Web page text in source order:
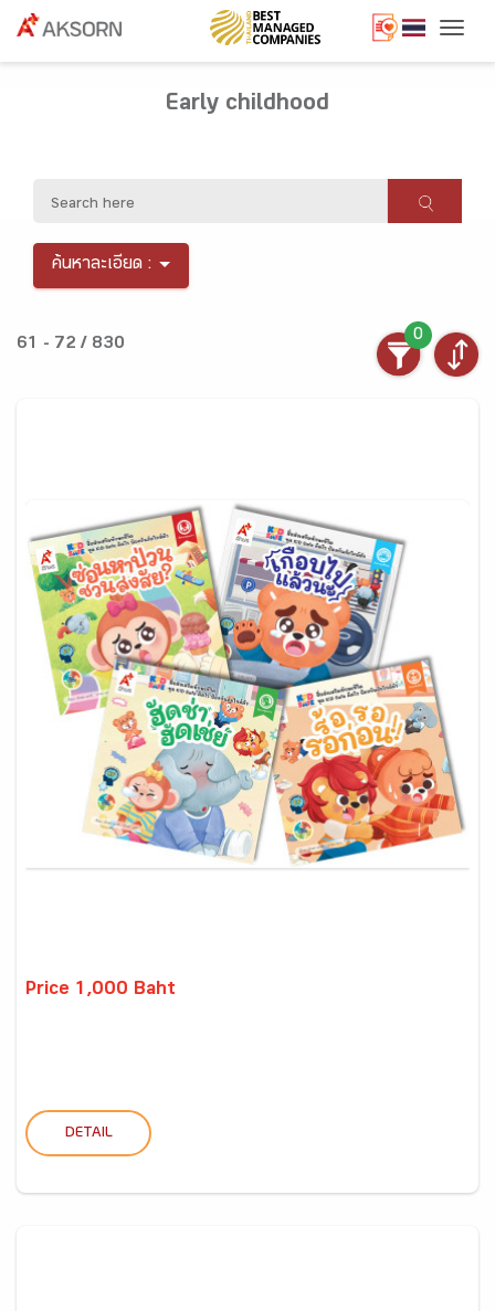
Early childhood
ค้นหาละเอียด :
61 - 72 / 830
0
Price 1,000 Baht
DETAIL